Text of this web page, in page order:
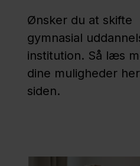
Hvis du
ønsker at
skifte
institution
Ønsker du at skifte
gymnasial
institution. Så læs
dine muligheder
siden.